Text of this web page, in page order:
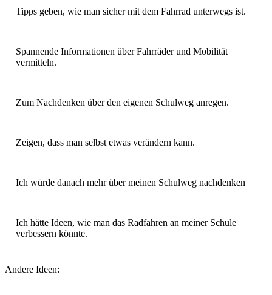
Tipps geben, wie man sicher mit dem Fahrrad unterwegs ist.
Spannende Informationen über Fahrräder und Mobilität
vermitteln.
Zum Nachdenken über den eigenen Schulweg anregen.
Zeigen, dass man selbst etwas verändern kann.
Ich würde danach mehr über meinen Schulweg nachdenken
Ich hätte Ideen, wie man das Radfahren an meiner Schule
verbessern könnte.
Andere Ideen: